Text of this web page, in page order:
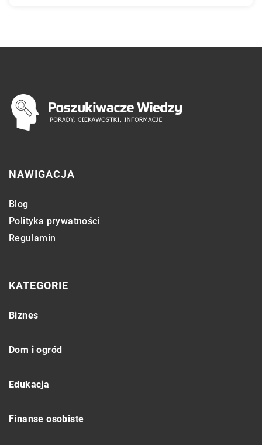
NAWIGACJA
Blog
Polityka prywatności
Regulamin
KATEGORIE
Biznes
Dom i ogród
Edukacja
Finanse osobiste